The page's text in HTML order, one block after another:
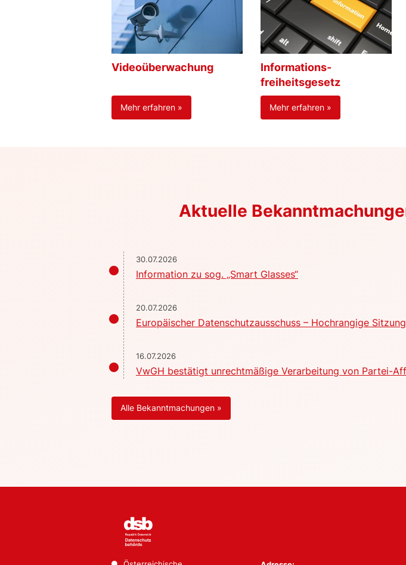
Videoüberwachung
Mehr erfahren »
Informations-
freiheitsgesetz
Mehr erfahren »
Aktuelle
30.07.2026
Information zu sog. „Smart Glasses“
20.07.2026
Europäischer Datenschutzausschuss – Hochrangige
16.07.2026
VwGH bestätigt unrechtmäßige Verarbeitung von Partei-
Alle Bekanntmachungen »